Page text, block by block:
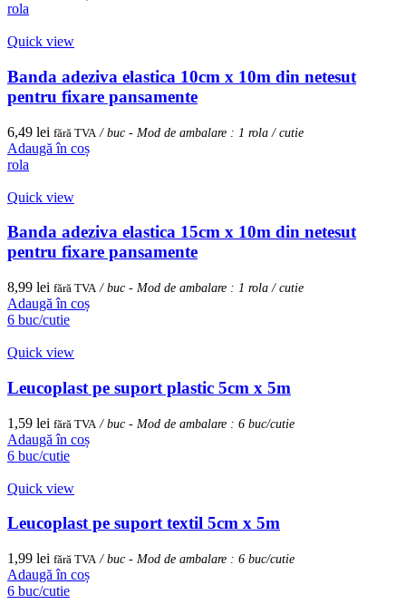
rola
Quick view
Banda adeziva elastica 10cm x 10m din netesut
pentru fixare pansamente
6,49 lei fără TVA / buc - Mod de ambalare : 1 rola / cutie
Adaugă în coș
rola
Quick view
Banda adeziva elastica 15cm x 10m din netesut
pentru fixare pansamente
8,99 lei fără TVA/ buc - Mod de ambalare : 1 rola / cutie
Adaugă în coș
6 buc/cutie
Quick view
Leucoplast pe suport plastic 5cm x 5m
1,59 lei fără TVA / buc - Mod de ambalare : 6 buc/cutie
Adaugă în coș
6 buc/cutie
Quick view
Leucoplast pe suport textil 5cm x 5m
1,99 lei fără TVA / buc - Mod de ambalare : 6 buc/cutie
Adaugă în coș
6 buc/cutie